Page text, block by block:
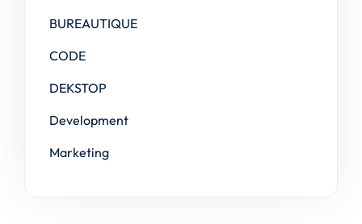
BUREAUTIQUE
CODE
DEKSTOP
Development
Marketing